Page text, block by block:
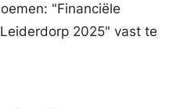
"Financiële
2025" vast te